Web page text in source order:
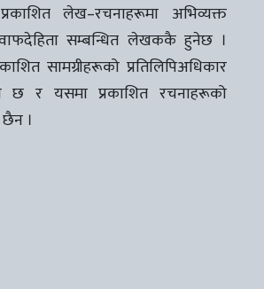
लेख–रचनाहरूमा अभिव्यक्त
सम्बन्धित लेखककै हुनेछ ।
सामग्रीहरूको प्रतिलिपिअधिकार
छ र यसमा प्रकाशित रचनाहरूको
छैन ।